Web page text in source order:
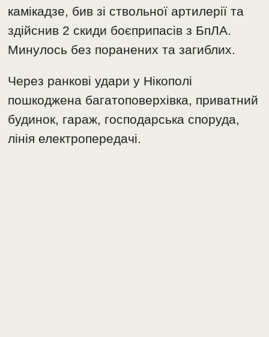
камікадзе, бив зі ствольної артилерії та
здійснив 2 скиди боєприпасів з БпЛА.
Минулось без поранених та загиблих.
Через ранкові удари у Нікополі
пошкоджена багатоповерхівка, приватний
будинок, гараж, господарська споруда,
лінія електропередачі.